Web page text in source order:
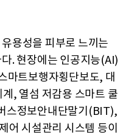
용성을 피부로 느끼는
. 현장에는 인공지능(AI)
마트보행자횡단보도, 대
, 열섬 저감용 스마트 쿨
스정보안내단말기(BIT),
어 시설관리 시스템 등이